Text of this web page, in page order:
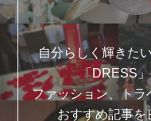
自分らしく輝きた
「DRESS
ファッション、トラ
おすすめ記事を